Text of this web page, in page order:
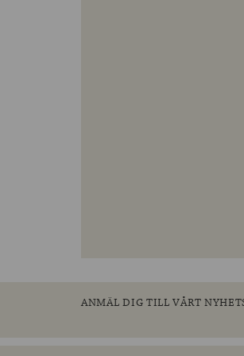
ANMÄL DIG TILL VÅRT